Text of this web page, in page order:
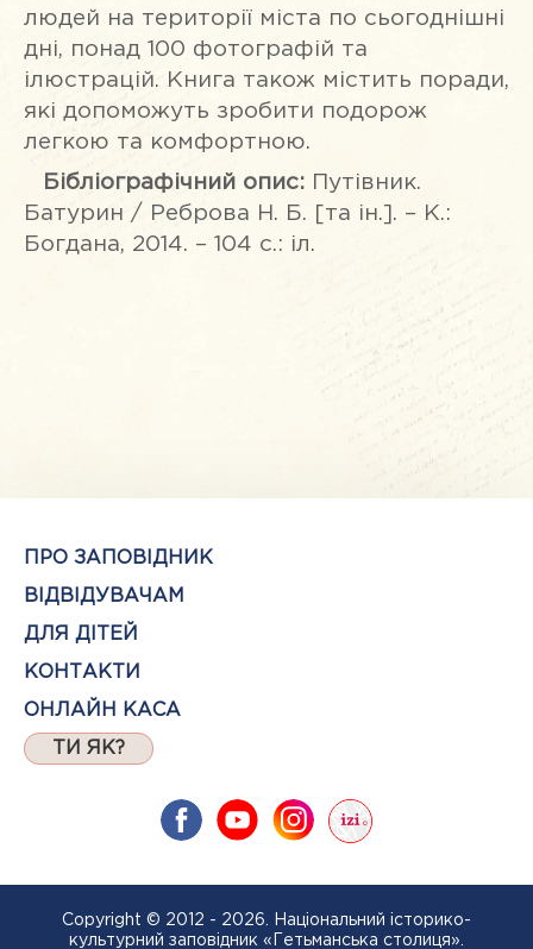
людей на території міста по сьогоднішні
дні, понад 100 фотографій та
ілюстрацій. Книга також містить поради,
які допоможуть зробити подорож
легкою та комфортною.
Бібліографічний опис: Путівник.
Батурин / Реброва Н. Б. [та ін.]. – К.:
Богдана, 2014. – 104 с.: іл.
ПРО ЗАПОВІДНИК
ВІДВІДУВАЧАМ
ДЛЯ ДІТЕЙ
КОНТАКТИ
ОНЛАЙН КАСА
ТИ ЯК?
Copyright © 2012 - 2026. Національний історико-
культурний заповідник «Гетьманська столиця».